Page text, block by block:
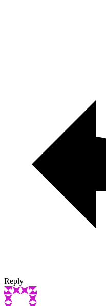
Reply